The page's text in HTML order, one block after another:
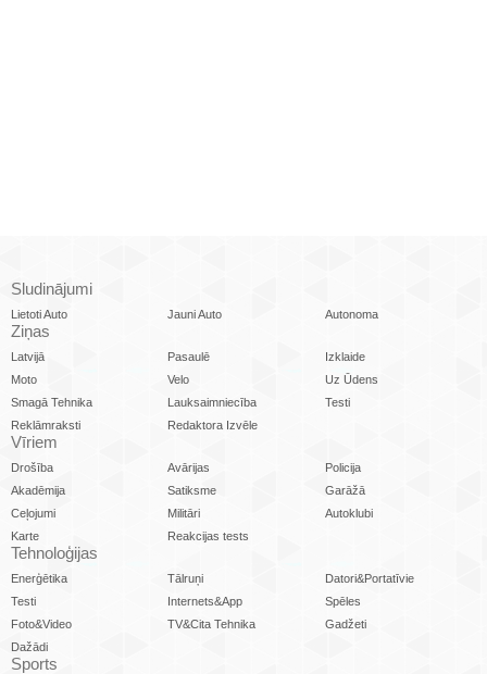
Sludinājumi
Lietoti Auto Jauni Auto Autonoma
Ziņas
Latvijā Pasaulē
Izklaide
Moto
Velo
Uz Ūdens
Smagā Tehnika
Lauksaimniecība
Testi
Reklāmraksti
Redaktora Izvēle
Vīriem
Drošība Avārijas
Policija
Akadēmija
Satiksme
Garāžā
Ceļojumi
Militāri
Autoklubi
Karte
Reakcijas tests
Tehnoloģijas
Enerģētika Tālruņi
Datori&Portatīvie
Testi
Internets&App
Spēles
Foto&Video
TV&Cita Tehnika
Gadžeti
Dažādi
Sports